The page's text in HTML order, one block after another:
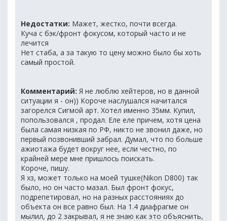
Недостатки: Мажет, жестко, почти всегда.
Куча с бэк/фронт фокусом, который часто и не
лечится
Нет стаба, а за такую то цену можно было бы хоть
самый простой.
Комментарий: Я не люблю хейтеров, но в данной
ситуации я - он)) Короче наслушался начитался
загорелся Сигмой арт. Хотел именно 35мм. Купил,
попользовался , продал. Еле еле причем, хотя цена
была самая низкая по РФ, никто не звонил даже, но
первый позвонивший забрал. Думал, что по больше
ажиотажа будет вокруг нее, если честно, по
крайней мере мне пришлось поискать.
Короче, пишу.
Я хз, может только на моей тушке(Nikon D800) так
было, но он часто мазал. Был фронт фокус,
подрепетировал, но на разных расстояниях до
объекта он все равно был. На 1.4 диафрагме он
мылил, до 2 закрывал, я не знаю как это объяснить,